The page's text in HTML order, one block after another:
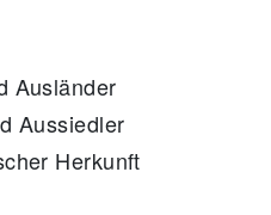
Ausländer
Aussiedler
Herkunft